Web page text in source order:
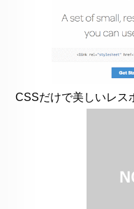
CSSだけで美しいレス